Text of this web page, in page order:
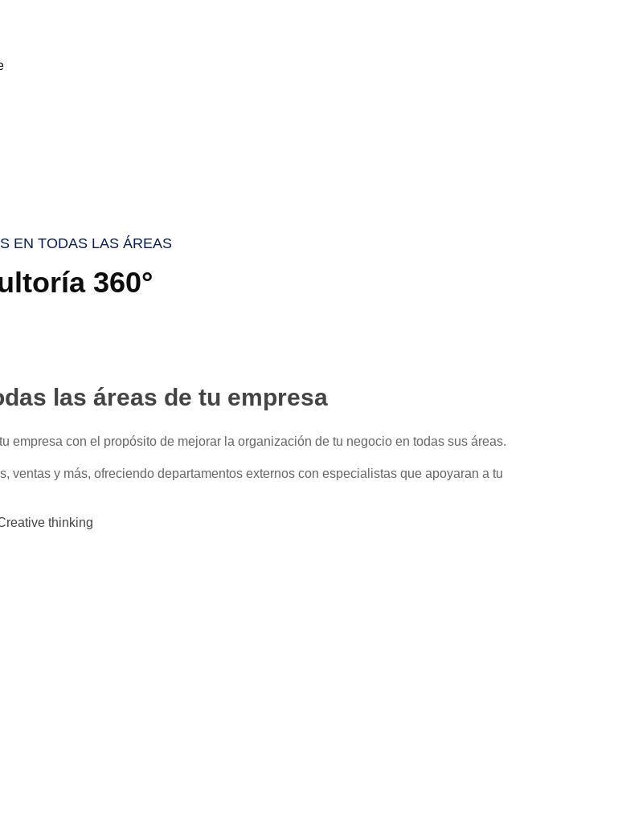
EN TODAS LAS ÁREAS
360°
las áreas de tu empresa
con el propósito de mejorar la organización de tu negocio en todas sus áreas.
y más, ofreciendo departamentos externos con especialistas que apoyaran a tu